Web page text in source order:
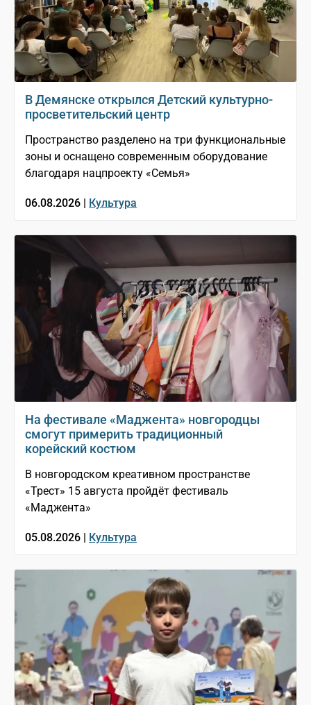
В Демянске открылся Детский культурно-
просветительский центр
Пространство разделено на три функциональные
зоны и оснащено современным оборудование
благодаря нацпроекту «Семья»
06.08.2026 | Культура
На фестивале «Маджента» новгородцы
смогут примерить традиционный
корейский костюм
В новгородском креативном пространстве
«Трест» 15 августа пройдёт фестиваль
«Маджента»
05.08.2026 | Культура